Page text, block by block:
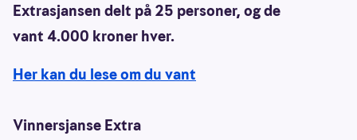
Extrasjansen delt på 25 personer, og de
vant 4.000 kroner hver.
Her kan du lese om du vant
Vinnersjanse Extra